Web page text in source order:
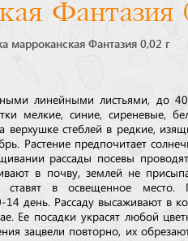
Фантазия
марроканская Фантазия 0,02 г
линейными листьями, до
мелкие, синие, сиреневые,
стеблей в редкие,
Растение предпочитает
рассады посевы
в почву, землей не
ставят в освещенное место.
день. Рассаду высаживают в
Ее посадки украсят любой
зацвели повторно, их